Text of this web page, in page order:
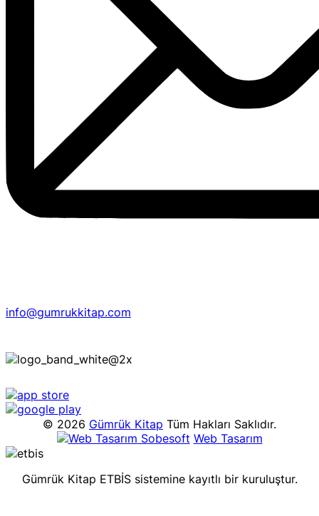
info@gumrukkitap.com
© 2026 Gümrük Kitap Tüm Hakları Saklıdır.
Sobesoft Web Tasarım
Gümrük Kitap ETBİS sistemine kayıtlı bir kuruluştur.